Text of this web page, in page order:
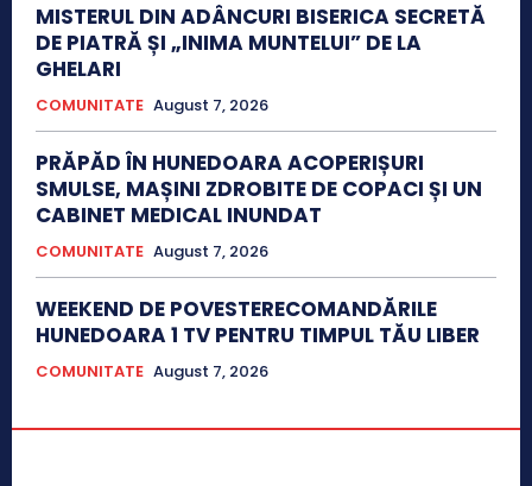
MISTERUL DIN ADÂNCURI BISERICA SECRETĂ
DE PIATRĂ ȘI „INIMA MUNTELUI” DE LA
GHELARI
COMUNITATE August 7, 2026
PRĂPĂD ÎN HUNEDOARA ACOPERIȘURI
SMULSE, MAȘINI ZDROBITE DE COPACI ȘI UN
CABINET MEDICAL INUNDAT
COMUNITATE August 7, 2026
WEEKEND DE POVESTERECOMANDĂRILE
HUNEDOARA 1 TV PENTRU TIMPUL TĂU LIBER
COMUNITATE August 7, 2026